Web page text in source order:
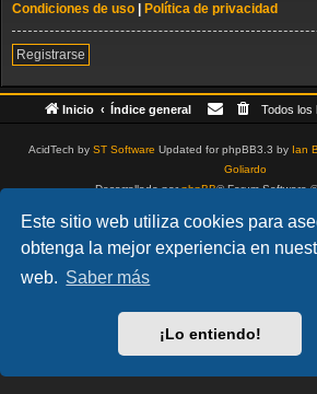
Este sitio web utiliza cookies para
obtenga la mejor experiencia en
web. Saber más
¡Lo entiendo!
Condiciones de uso
Política de privacidad
Registrarse
Inicio Índice general Todos los
AcidTech by ST Software Updated for phpBB3.3 by Ian
Goliardo
Desarrollado porphpBB® Forum Software
Privacidad| Condiciones